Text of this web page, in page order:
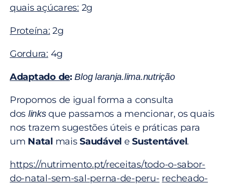
quais açúcares: 2g
Proteína: 2g
Gordura: 4g
Adaptado de: Blog laranja.lima.nutrição
Propomos de igual forma a consulta
dos linksque passamos a mencionar, os quais
nos trazem sugestões úteis e práticas para
um Natal maisSaudável eSustentável.
https://nutrimento.pt/receitas/todo-o-sabor-
do-natal-sem-sal-perna-de-peru- recheado-